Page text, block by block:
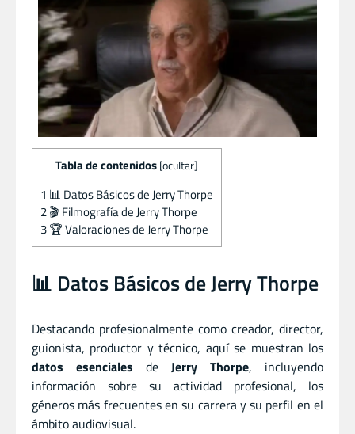
Tabla de contenidos [ocultar]
1 📊 Datos Básicos de Jerry Thorpe
2🎬 Filmografía de Jerry Thorpe
3🏆 Valoraciones de Jerry Thorpe
📊 Datos Básicos de Jerry Thorpe
Destacando profesionalmente como creador, director,
guionista, productor ytécnico, aquí se muestran los
datos esenciales de Jerry Thorpe, incluyendo
información sobre su actividad profesional, los
géneros más frecuentes en su carrera y su perfil en el
ámbito audiovisual.